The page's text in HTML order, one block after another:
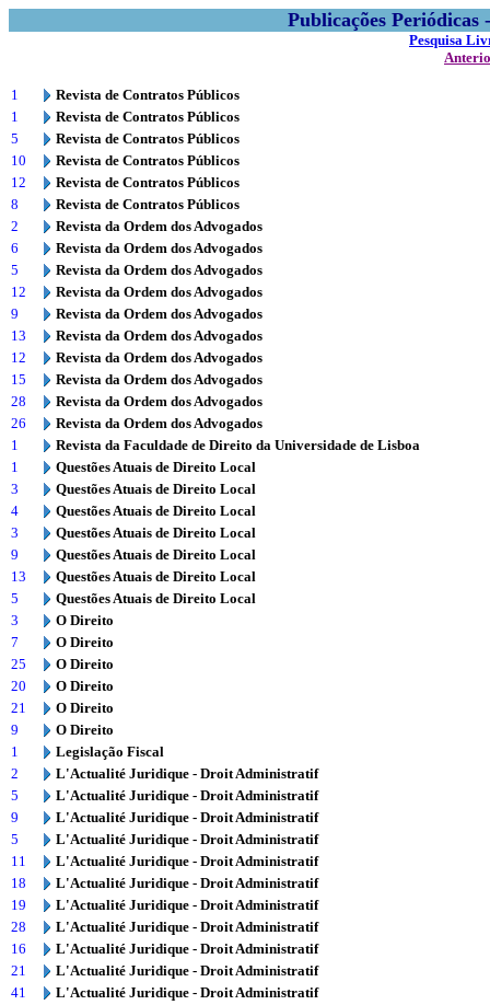
Publicações
Pesquisa
1
Revista de Contratos Públicos
1
Revista de Contratos Públicos
5
Revista de Contratos Públicos
10
Revista de Contratos Públicos
12
Revista de Contratos Públicos
8
Revista de Contratos Públicos
2
Revista da Ordem dos Advogados
6
Revista da Ordem dos Advogados
5
Revista da Ordem dos Advogados
12
Revista da Ordem dos Advogados
9
Revista da Ordem dos Advogados
13
Revista da Ordem dos Advogados
12
Revista da Ordem dos Advogados
15
Revista da Ordem dos Advogados
28
Revista da Ordem dos Advogados
26
Revista da Ordem dos Advogados
1
Revista da Faculdade de Direito da Universidade de Lisboa
1
Questões Atuais de Direito Local
3
Questões Atuais de Direito Local
4
Questões Atuais de Direito Local
3
Questões Atuais de Direito Local
9
Questões Atuais de Direito Local
13
Questões Atuais de Direito Local
5
Questões Atuais de Direito Local
3
O Direito
7
O Direito
25
O Direito
20
O Direito
21
O Direito
9
O Direito
1
Legislação Fiscal
2
L'Actualité Juridique - Droit Administratif
5
L'Actualité Juridique - Droit Administratif
9
L'Actualité Juridique - Droit Administratif
5
L'Actualité Juridique - Droit Administratif
11
L'Actualité Juridique - Droit Administratif
18
L'Actualité Juridique - Droit Administratif
19
L'Actualité Juridique - Droit Administratif
28
L'Actualité Juridique - Droit Administratif
16
L'Actualité Juridique - Droit Administratif
21
L'Actualité Juridique - Droit Administratif
41
L'Actualité Juridique - Droit Administratif